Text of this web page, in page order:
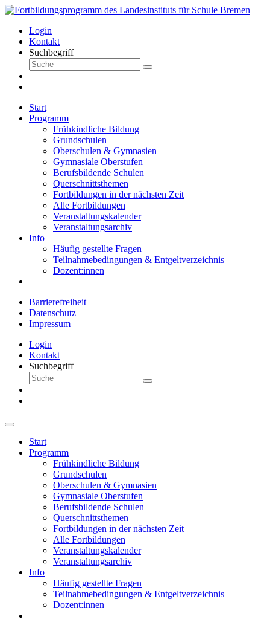
Login
Kontakt
Suchbegriff
Start
Programm
Frühkindliche Bildung
Grundschulen
Oberschulen & Gymnasien
Gymnasiale Oberstufen
Berufsbildende Schulen
Querschnittsthemen
Fortbildungen in der nächsten Zeit
Alle Fortbildungen
Veranstaltungskalender
Veranstaltungsarchiv
Info
Häufig gestellte Fragen
Teilnahmebedingungen & Entgeltverzeichnis
Dozent:innen
Barrierefreiheit
Datenschutz
Impressum
Login
Kontakt
Suchbegriff
Start
Programm
Frühkindliche Bildung
Grundschulen
Oberschulen & Gymnasien
Gymnasiale Oberstufen
Berufsbildende Schulen
Querschnittsthemen
Fortbildungen in der nächsten Zeit
Alle Fortbildungen
Veranstaltungskalender
Veranstaltungsarchiv
Info
Häufig gestellte Fragen
Teilnahmebedingungen & Entgeltverzeichnis
Dozent:innen